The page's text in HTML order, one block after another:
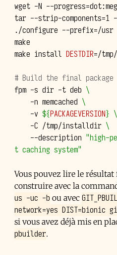
wget -N --progress=
tar --strip-components=1
./configure --prefix=/usr
make
make install DESTDIR=/
# Build the final package
fpm -s dir -t deb \
-n memcached \
-v ${PACKAGEVERSION} \
-C /tmp/installdir \
--description "high-
t caching system"
Vous pouvez lire le
construire avec la
us -uc -b ou avec
network=yes
si vous avez déjà mis en
pbuilder.